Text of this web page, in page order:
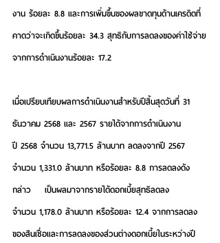
งาน ร้อยละ 8.8 และการเพิ่มขึ้นของผลขาดทุนด้านเครดิตที่
คาดว่าจะเกิดขึ้นร้อยละ 34.3 สุทธิกับการลดลงของค่าใช้จ่าย
จากการดำเนินงานร้อยละ 17.2
เมื่อเปรียบเทียบผลการดำเนินงานสำหรับปีสิ้นสุดวันที่ 31
ธันวาคม 2568 และ 2567 รายได้จากการดำเนินงาน
ปี 2568 จำนวน 13,771.5 ล้านบาท ลดลงจากปี 2567
จำนวน 1,331.0 ล้านบาท หรือร้อยละ 8.8 การลดลงดัง
กล่าว    เป็นผลมาจากรายได้ดอกเบี้ยสุทธิลดลง
จำนวน 1,178.0 ล้านบาท หรือร้อยละ 12.4 จากการลดลง
ของสินเชื่อและการลดลงของส่วนต่างดอกเบี้ยในระหว่างปี